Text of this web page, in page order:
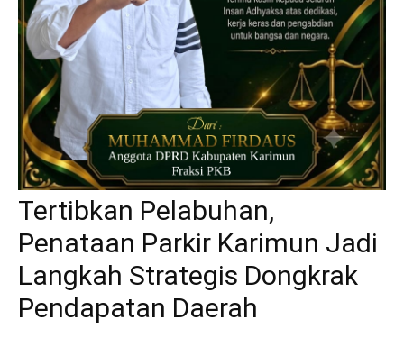
Tertibkan Pelabuhan,
Penataan Parkir Karimun Jadi
Langkah Strategis Dongkrak
Pendapatan Daerah